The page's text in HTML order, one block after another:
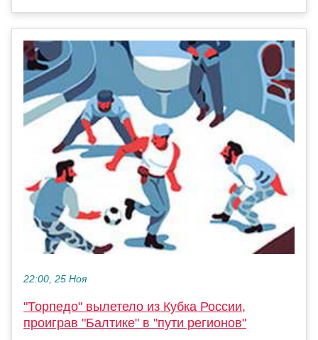
22:00, 25 Ноя
"Торпедо" вылетело из Кубка России,
проиграв "Балтике" в "пути регионов"